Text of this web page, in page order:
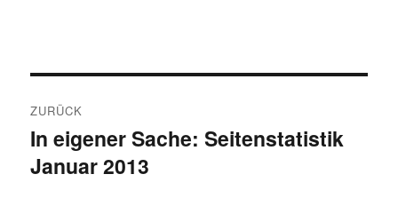
ZURÜCK
Vorheriger
Beitrag:
In eigener Sache: Seitenstatistik
Januar 2013